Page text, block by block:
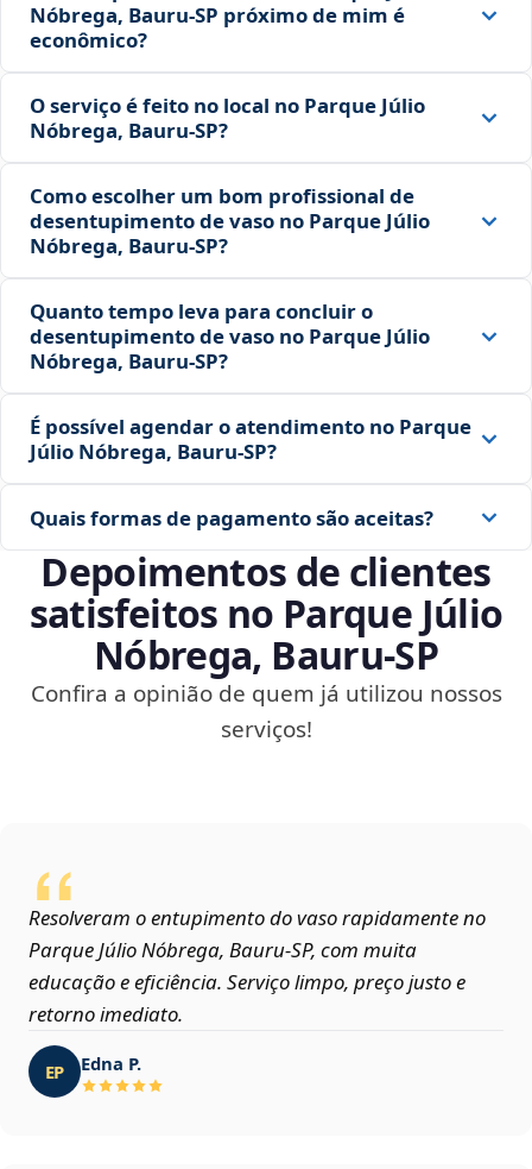
Nóbrega, Bauru‑SP próximo de mim é
econômico?
O serviço é feito no local no Parque Júlio
Nóbrega, Bauru‑SP?
Como escolher um bom profissional de
desentupimento de vaso no Parque Júlio
Nóbrega, Bauru‑SP?
Quanto tempo leva para concluir o
desentupimento de vaso no Parque Júlio
Nóbrega, Bauru‑SP?
É possível agendar o atendimento no Parque
Júlio Nóbrega, Bauru‑SP?
Quais formas de pagamento são aceitas?
Depoimentos de clientes
satisfeitos no Parque Júlio
Nóbrega, Bauru‑SP
Confira a opinião de quem já utilizou nossos
serviços!
Resolveram o entupimento do vaso rapidamente no
Parque Júlio Nóbrega, Bauru‑SP, com muita
educação e eficiência. Serviço limpo, preço justo e
retorno imediato.
EP Edna P.